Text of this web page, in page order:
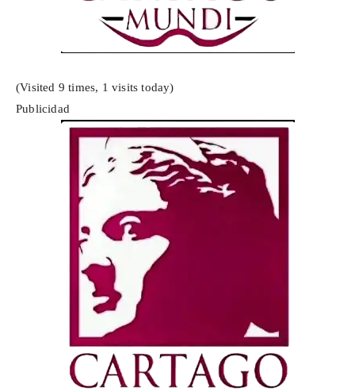
(Visited 9 times, 1 visits today)
Publicidad